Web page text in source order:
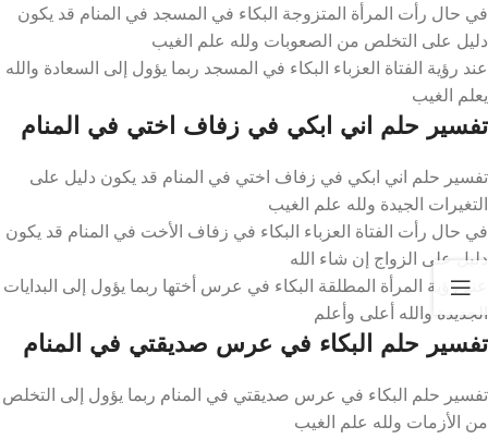
في حال رأت المرأة المتزوجة البكاء في المسجد في المنام قد يكون
دليل على التخلص من الصعوبات ولله علم الغيب
عند رؤية الفتاة العزباء البكاء في المسجد ربما يؤول إلى السعادة والله
يعلم الغيب
تفسير حلم اني ابكي في زفاف اختي في المنام
تفسير حلم اني ابكي في زفاف اختي في المنام قد يكون دليل على
التغيرات الجيدة ولله علم الغيب
في حال رأت الفتاة العزباء البكاء في زفاف الأخت في المنام قد يكون
دليل على الزواج إن شاء الله
عند رؤية المرأة المطلقة البكاء في عرس أختها ربما يؤول إلى البدايات
الجديدة والله أعلى وأعلم
تفسير حلم البكاء في عرس صديقتي في المنام
تفسير حلم البكاء في عرس صديقتي في المنام ربما يؤول إلى التخلص
من الأزمات ولله علم الغيب